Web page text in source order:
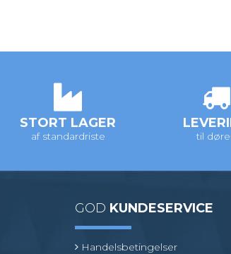
STORT LAGER
af standardriste til
GOD KUNDESERVICE
Handelsbetingelser